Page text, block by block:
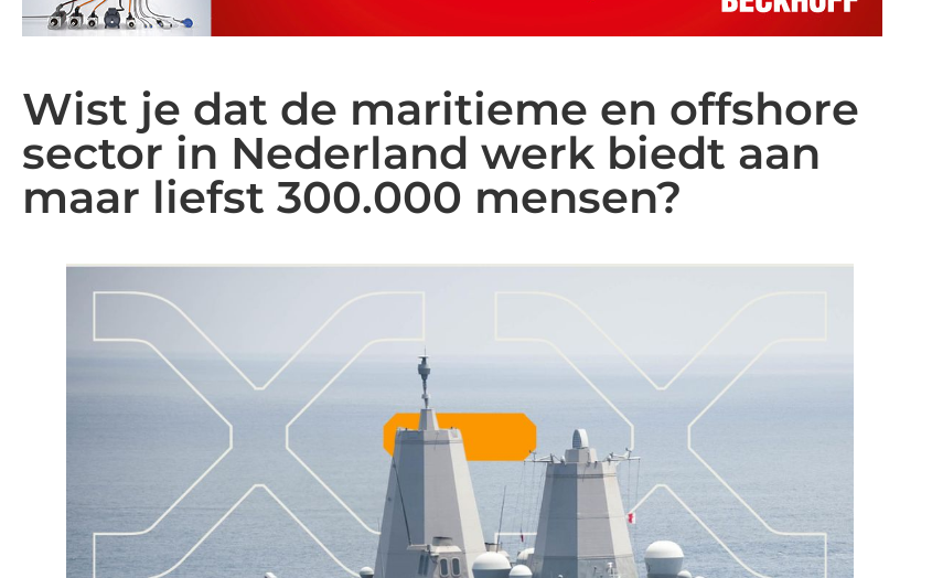
Wist je dat de maritieme en offshore
sector in Nederland werk biedt aan
maar liefst 300.000 mensen?